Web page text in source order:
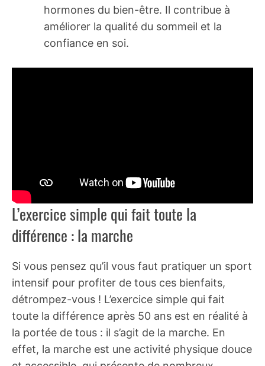
hormones du bien-être. Il contribue à
améliorer la qualité du sommeil et la
confiance en soi.
L’exercice simple qui fait toute la
différence : la marche
Si vous pensez qu’il vous faut pratiquer un sport
intensif pour profiter de tous ces bienfaits,
détrompez-vous ! L’exercice simple qui fait
toute la différence après 50 ans est en réalité à
la portée de tous : il s’agit de la marche. En
effet, la marche est une activité physique douce